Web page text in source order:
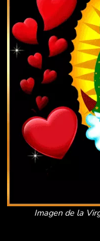
Imagen de la